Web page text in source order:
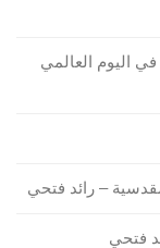
اليوم العالمي
– رائد فتحي
فتحي